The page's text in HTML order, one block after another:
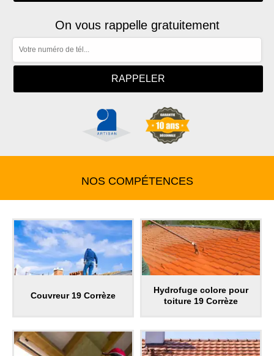
On vous rappelle gratuitement
NOS COMPÉTENCES
Couvreur 19 Corrèze
Hydrofuge colore pour
toiture 19 Corrèze